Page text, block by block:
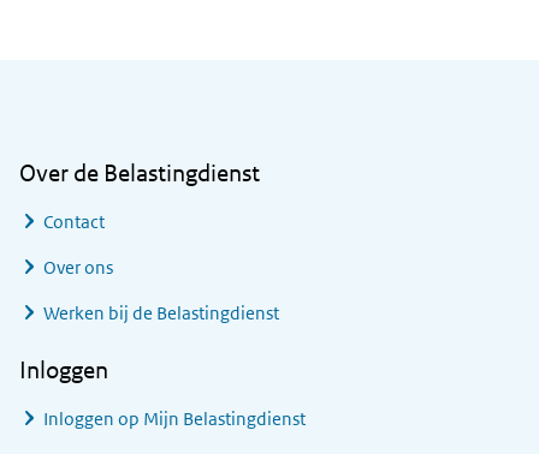
Over de Belastingdienst
Contact
Over ons
Werken bij de Belastingdienst
Inloggen
Inloggen op Mijn Belastingdienst